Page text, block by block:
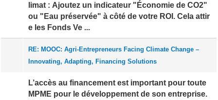
limat : Ajoutez un indicateur "Économie de CO2"
ou "Eau préservée" à côté de votre ROI. Cela attir
e les Fonds Ve ...
RE: MOOC: Agri-Entrepreneurs Facing Climate Change –
Innovating, Adapting, Financing Solutions
L’accès au financement est important pour toute
MPME pour le développement de son entreprise.